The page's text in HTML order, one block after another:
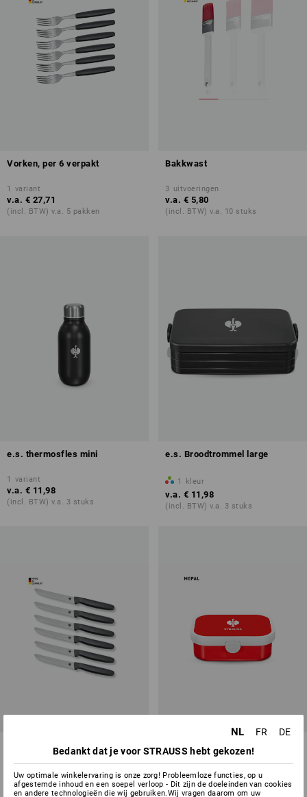
Vorken, per 6 verpakt
1 variant
v.a. € 27,71
(incl. BTW) v.a. 5 pakken
Bakkwast
3 uitvoeringen
v.a. € 5,80
(incl. BTW) v.a. 10 stuks
e.s. thermosfles mini
1 variant
v.a. € 11,98
(incl. BTW) v.a. 3 stuks
e.s. Broodtrommel large
1 kleur
v.a. € 11,98
(incl. BTW) v.a. 3 stuks
Messen, per 6 verpakt
v.a. € 24,08
(incl. BTW) v.a. 5 pakken
e.s. Broodtrommel midi Kids
variant
v.a. € 9,56
(incl. BTW) v.a. 3 stuks
NL FR
DE
Bedankt dat je voor STRAUSS hebt gekozen!
Uw optimale winkelervaring is onze zorg! Probleemloze functies, op u
afgestemde inhoud en een soepel verloop - Dit zijn de doeleinden van cookies
en andere technologieën die wij gebruiken.Wij vragen daarom om uw